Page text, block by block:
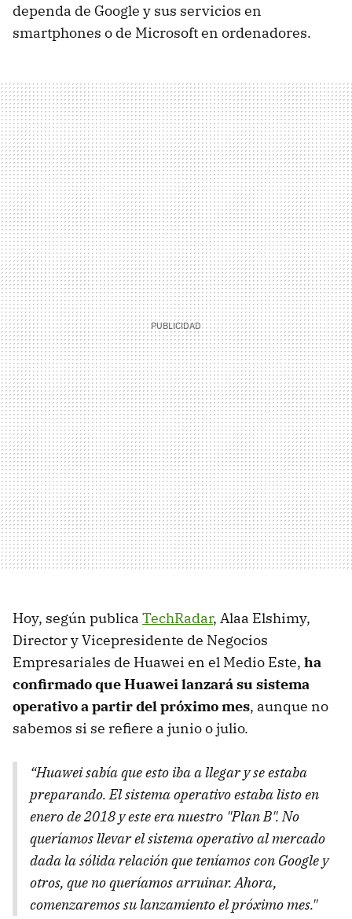
dependa de Google y sus servicios en
smartphones o de Microsoft en ordenadores.
Hoy, según publica TechRadar, Alaa Elshimy,
Director y Vicepresidente de Negocios
Empresariales de Huawei en el Medio Este, ha
confirmado que Huawei lanzará su sistema
operativo a partir del próximo mes, aunque no
sabemos si se refiere a junio o julio.
“Huawei sabía que esto iba a llegar y se estaba
preparando. El sistema operativo estaba listo en
enero de 2018 y este era nuestro "Plan B". No
queríamos llevar el sistema operativo al mercado
dada la sólida relación que teníamos con Google y
otros, que no queríamos arruinar. Ahora,
comenzaremos su lanzamiento el próximo mes."